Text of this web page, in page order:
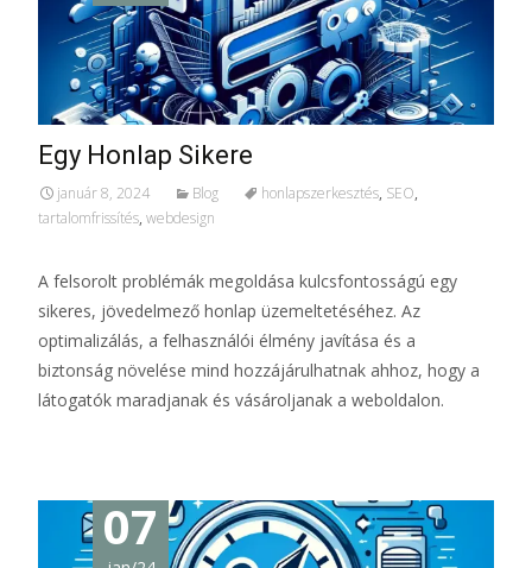
Egy Honlap Sikere
január 8, 2024 Blog honlapszerkesztés, SEO,
tartalomfrissítés, webdesign
A felsorolt problémák megoldása kulcsfontosságú egy
sikeres, jövedelmező honlap üzemeltetéséhez. Az
optimalizálás, a felhasználói élmény javítása és a
biztonság növelése mind hozzájárulhatnak ahhoz, hogy a
látogatók maradjanak és vásároljanak a weboldalon.
07